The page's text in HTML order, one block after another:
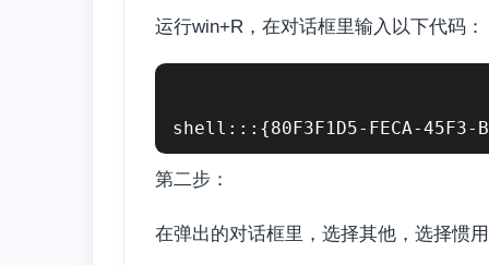
运行win+R，在对话框里输入以下代码：
shell:::{80F3F1D5-FECA-45F3-
第二步：
在弹出的对话框里，选择其他，选择惯